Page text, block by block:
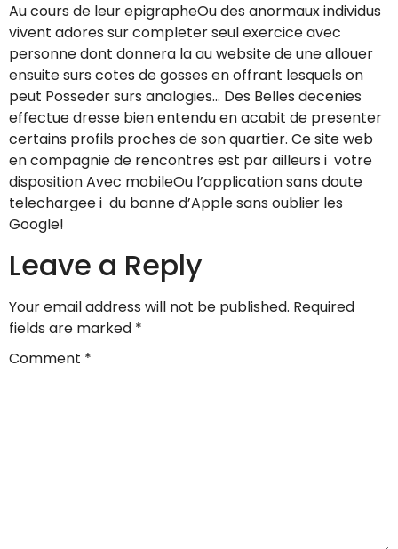
Au cours de leur epigrapheOu des anormaux individus
vivent adores sur completer seul exercice avec
personne dont donnera la au website de une allouer
ensuite surs cotes de gosses en offrant lesquels on
peut Posseder surs analogies… Des Belles decenies
effectue dresse bien entendu en acabit de presenter
certains profils proches de son quartier. Ce site web
en compagnie de rencontres est par ailleurs i votre
disposition Avec mobileOu l’application sans doute
telechargee i du banne d’Apple sans oublier les
Google!
Leave a Reply
Your email address will not be published. Required
fields are marked *
Comment *